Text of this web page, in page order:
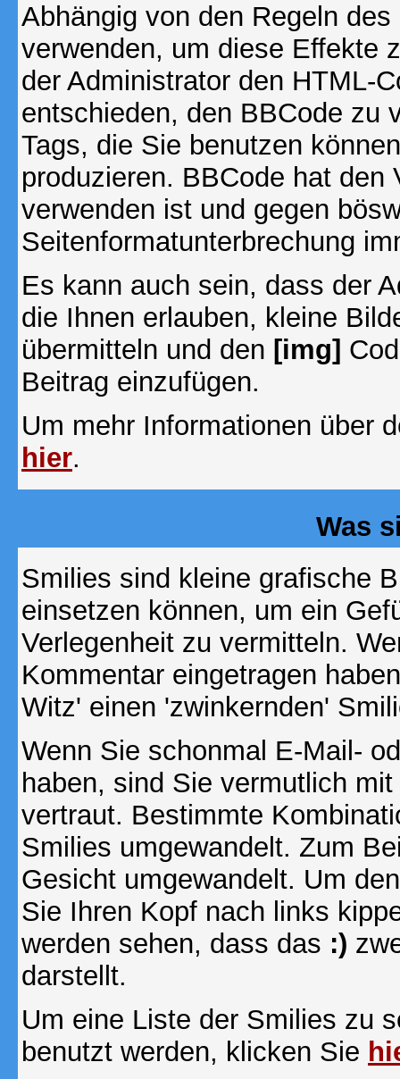
Abhängig von den Regeln
verwenden, um diese Effekte
der Administrator den HTML-
entschieden, den BBCode zu
Tags, die Sie benutzen
produzieren. BBCode hat
verwenden ist und gegen
Seitenformatunterbrechung
Es kann auch sein, dass der
die Ihnen erlauben, kleine
übermitteln und den [img]
Beitrag einzufügen.
Um mehr Informationen über
hier.
Was
Smilies sind kleine grafische
einsetzen können, um ein
Verlegenheit zu vermitteln.
Kommentar eingetragen
Witz' einen 'zwinkernden'
Wenn Sie schonmal E-Mail-
haben, sind Sie vermutlich
vertraut. Bestimmte
Smilies umgewandelt. Zum
Gesicht umgewandelt. Um
Sie Ihren Kopf nach links
werden sehen, dass das :)
darstellt.
Um eine Liste der Smilies zu
benutzt werden, klicken Sie